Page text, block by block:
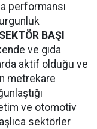
performansı
BAŞI
ve gıda
aktif olduğu ve
metrekare
ve otomotiv
sektörler